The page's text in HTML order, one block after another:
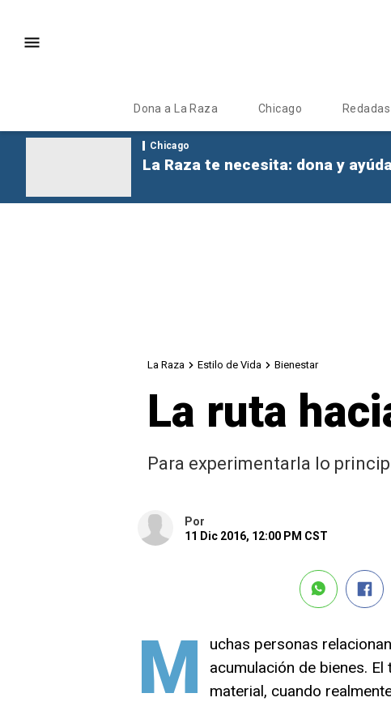
Dona a La Raza Chicago Redadas
Chicago
La Raza te necesita: dona y
La Raza Estilo de Vida Bienestar
La ruta
Para experimentarla lo
Por
11 Dic 2016, 12:00 PM CST
M
uchas personas
acumulación de bienes.
material, cuando